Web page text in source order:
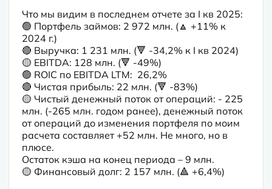
Что мы видим в последнем отчете за I кв 2025:
🟢 Портфель займов: 2 972 млн. (🔼 +11% к
2024 г.)
🔴 Выручка: 1 231 млн. (🔻 -34,2% к I кв 2024)
🟡 EBITDA: 128 млн. (🔻 -49%)
🟢 ROIC по EBITDA LTM:  26,2%
🔴 Чистая прибыль: 22 млн. (🔻 -83%)
🟡 Чистый денежный поток от операций: - 225
млн. (-265 млн. годом ранее), денежный поток
от операций до изменения портфеля по моим
расчета составляет +52 млн. Не много, но в
плюсе.
Остаток кэша на конец периода – 9 млн.
🟡 Финансовый долг: 2 157 млн. (🔺 +6,4%)